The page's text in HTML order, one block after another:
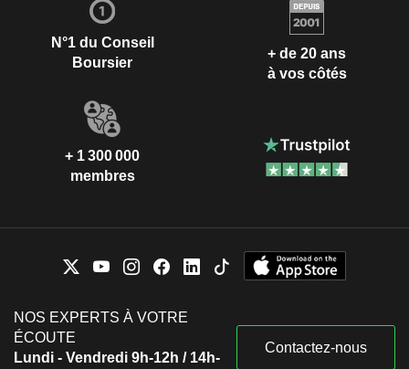
N°1 du Conseil
Boursier
+ de 20 ans
à vos côtés
+ 1 300 000
membres
NOS EXPERTS À VOTRE
ÉCOUTE
Lundi - Vendredi 9h-12h / 14h-
Contactez-nous